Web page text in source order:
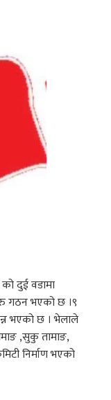
दुई वडामा
गठन भएको छ ।९
भएको छ । भेलाले
,सुकु तामाङ,
निर्माण भएको